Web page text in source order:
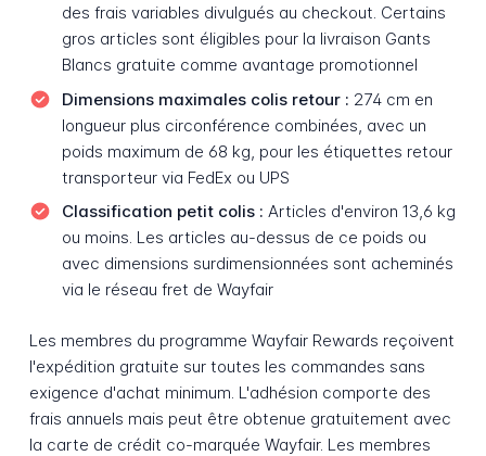
des frais variables divulgués au checkout. Certains
gros articles sont éligibles pour la livraison Gants
Blancs gratuite comme avantage promotionnel
Dimensions maximales colis retour : 274 cm en
longueur plus circonférence combinées, avec un
poids maximum de 68 kg, pour les étiquettes retour
transporteur via FedEx ou UPS
Classification petit colis : Articles d'environ 13,6 kg
ou moins. Les articles au-dessus de ce poids ou
avec dimensions surdimensionnées sont acheminés
via le réseau fret de Wayfair
Les membres du programme Wayfair Rewards reçoivent
l'expédition gratuite sur toutes les commandes sans
exigence d'achat minimum. L'adhésion comporte des
frais annuels mais peut être obtenue gratuitement avec
la carte de crédit co-marquée Wayfair. Les membres